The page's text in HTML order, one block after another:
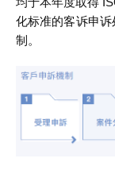
化标准的客诉申
制。